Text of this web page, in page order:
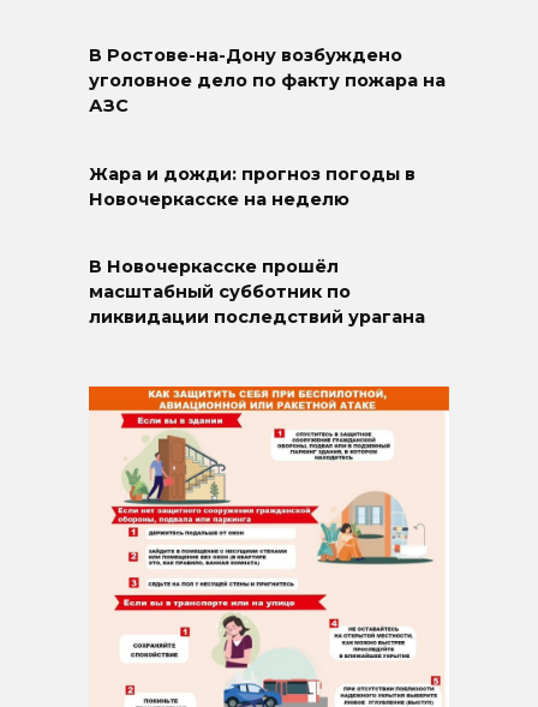
В Ростове-на-Дону возбуждено
уголовное дело по факту пожара на
АЗС
Жара и дожди: прогноз погоды в
Новочеркасске на неделю
В Новочеркасске прошёл
масштабный субботник по
ликвидации последствий урагана